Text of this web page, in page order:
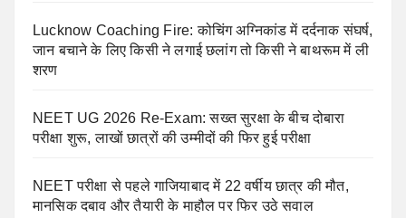
Lucknow Coaching Fire: कोचिंग अग्निकांड में दर्दनाक संघर्ष,
जान बचाने के लिए किसी ने लगाई छलांग तो किसी ने बाथरूम में ली
शरण
NEET UG 2026 Re-Exam: सख्त सुरक्षा के बीच दोबारा
परीक्षा शुरू, लाखों छात्रों की उम्मीदों की फिर हुई परीक्षा
NEET परीक्षा से पहले गाजियाबाद में 22 वर्षीय छात्र की मौत,
मानसिक दबाव और तैयारी के माहौल पर फिर उठे सवाल